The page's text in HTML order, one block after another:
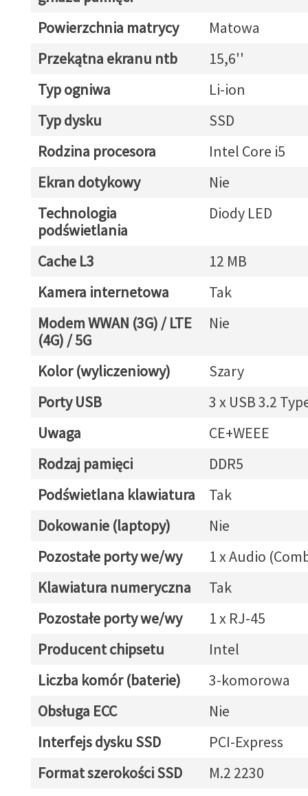
Powierzchnia matrycy
Matowa
Przekątna ekranu ntb
15,6''
Typ ogniwa
Li-ion
Typ dysku
SSD
Rodzina procesora
Intel Core i5
Ekran dotykowy
Nie
Technologia
podświetlania
Diody LED
Cache L3
12 MB
Kamera internetowa
Tak
Modem WWAN (3G) / LTE
(4G) / 5G
Nie
Kolor (wyliczeniowy)
Szary
Porty USB
3 x USB 3.2
Uwaga
CE+WEEE
Rodzaj pamięci
DDR5
Podświetlana klawiatura
Tak
Dokowanie (laptopy)
Nie
Pozostałe porty we/wy
1 x Audio
Klawiatura numeryczna
Tak
Pozostałe porty we/wy
1 x RJ-45
Producent chipsetu
Intel
Liczba komór (baterie)
3-komorowa
Obsługa ECC
Nie
Interfejs dysku SSD
PCI-Express
Format szerokości SSD
M.2 2230